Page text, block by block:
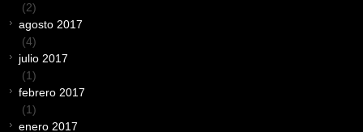
(2)
agosto 2017
(4)
julio 2017
(1)
febrero 2017
(1)
enero 2017